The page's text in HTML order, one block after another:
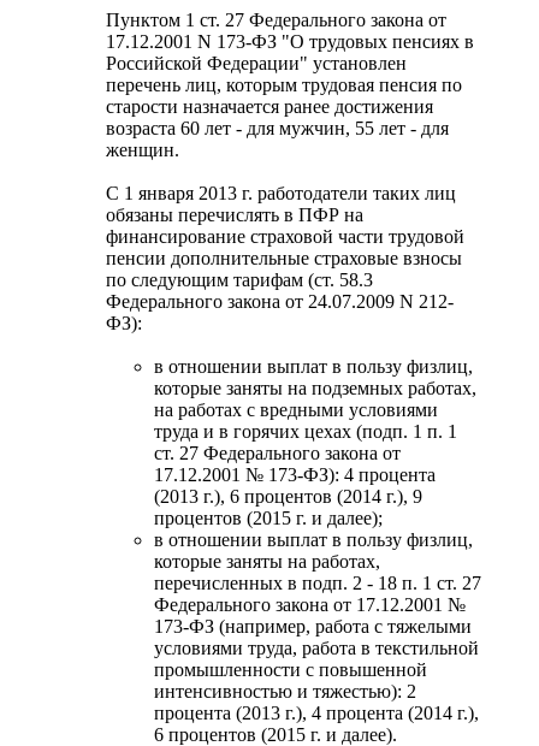
Пунктом 1 ст. 27 Федерального закона от
17.12.2001 N 173-ФЗ "О трудовых пенсиях в
Российской Федерации" установлен
перечень лиц, которым трудовая пенсия по
старости назначается ранее достижения
возраста 60 лет - для мужчин, 55 лет - для
женщин.
С 1 января 2013 г. работодатели таких лиц
обязаны перечислять в ПФР на
финансирование страховой части трудовой
пенсии дополнительные страховые взносы
по следующим тарифам (ст. 58.3
Федерального закона от 24.07.2009 N 212-
ФЗ):
в отношении выплат в пользу физлиц,
которые заняты на подземных работах,
на работах с вредными условиями
труда и в горячих цехах (подп. 1 п. 1
ст. 27 Федерального закона от
17.12.2001 № 173-ФЗ): 4 процента
(2013 г.), 6 процентов (2014 г.), 9
процентов (2015 г. и далее);
в отношении выплат в пользу физлиц,
которые заняты на работах,
перечисленных в подп. 2 - 18 п. 1 ст. 27
Федерального закона от 17.12.2001 №
173-ФЗ (например, работа с тяжелыми
условиями труда, работа в текстильной
промышленности с повышенной
интенсивностью и тяжестью): 2
процента (2013 г.), 4 процента (2014 г.),
6 процентов (2015 г. и далее).